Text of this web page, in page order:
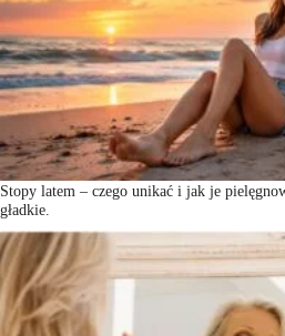
Stopy latem – czego unikać i jak je
gładkie.